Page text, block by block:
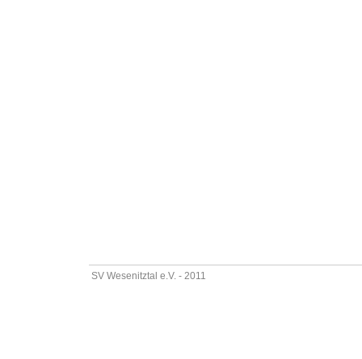
SV Wesenitztal e.V. - 2011